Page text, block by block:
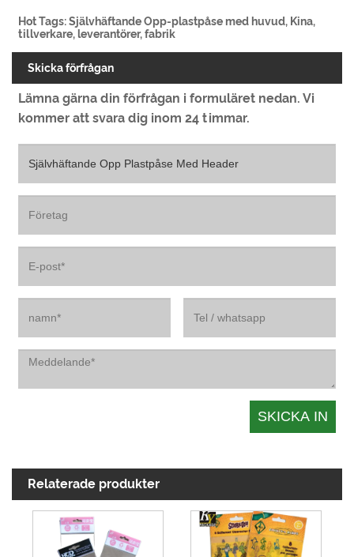
Hot Tags: Självhäftande Opp-plastpåse med huvud, Kina,
tillverkare, leverantörer, fabrik
Skicka förfrågan
Lämna gärna din förfrågan i formuläret nedan. Vi
kommer att svara dig inom 24 timmar.
Relaterade produkter